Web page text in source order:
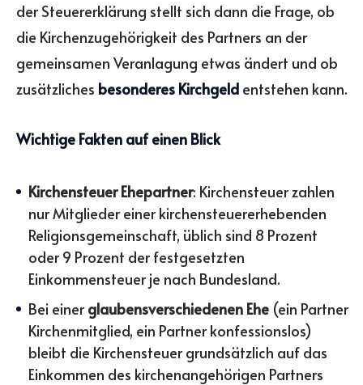
der Steuererklärung stellt sich dann die Frage, ob
die Kirchenzugehörigkeit des Partners an der
gemeinsamen Veranlagung etwas ändert und ob
zusätzliches besonderes Kirchgeld entstehen kann.
Wichtige Fakten auf einen Blick
Kirchensteuer Ehepartner: Kirchensteuer zahlen
nur Mitglieder einer kirchensteuererhebenden
Religionsgemeinschaft, üblich sind 8 Prozent
oder 9 Prozent der festgesetzten
Einkommensteuer je nach Bundesland.
Bei einerglaubensverschiedenen Ehe (ein Partner
Kirchenmitglied, ein Partner konfessionslos)
bleibt die Kirchensteuer grundsätzlich auf das
Einkommen des kirchenangehörigen Partners